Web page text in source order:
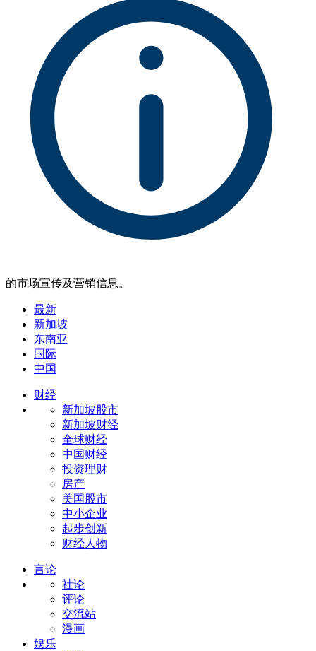
的市场宣传及营销信息。
最新
新加坡
东南亚
国际
中国
财经
新加坡股市
新加坡财经
全球财经
中国财经
投资理财
房产
美国股市
中小企业
起步创新
财经人物
言论
社论
评论
交流站
漫画
娱乐